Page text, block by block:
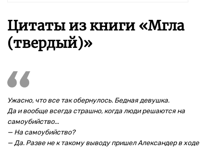
Цитаты из книги «Мгла
(твердый)»
Ужасно, что все так обернулось. Бедная девушка.
Да и вообще всегда страшно, когда люди решаются на
самоубийство...
— На самоубийство?
— Да. Разве не к такому выводу пришел Александер в ходе